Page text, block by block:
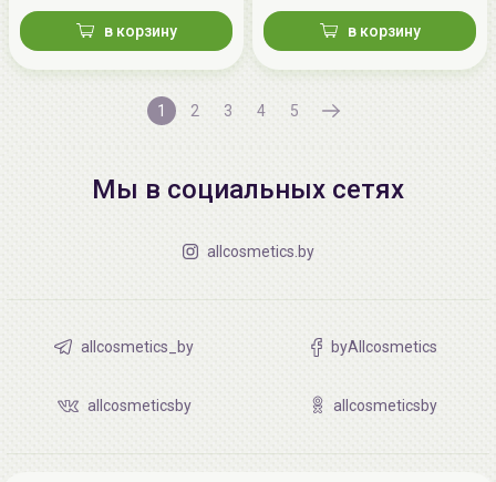
в корзину в корзину
1 2 3 4 5
Мы в социальных сетях
allcosmetics.by
allcosmetics_by byAllcosmetics
allcosmeticsby allcosmeticsby